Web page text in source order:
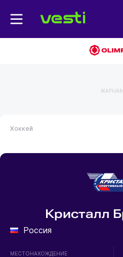
Хоккей
Кристалл
Россия
МЕСТОНАХОЖДЕНИЕ